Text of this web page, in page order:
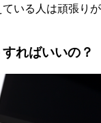
いる人は頑張りが
ればいいの？